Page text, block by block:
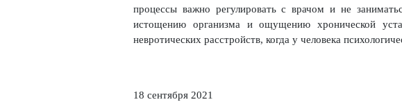
процессы важно регулировать с врачом и не
истощению организма и ощущению хронической
невротических расстройств, когда у человека
18 сентября 2021